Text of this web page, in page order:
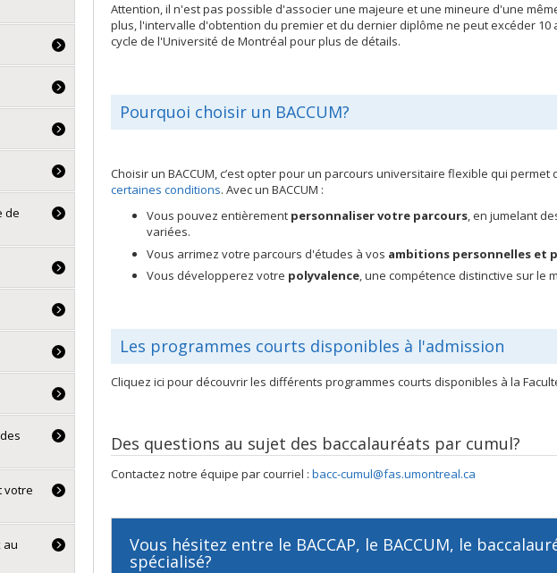
Attention, il n'est pas possible d'associer une majeure et une mineure d'une
plus, l'intervalle d'obtention du premier et du dernier diplôme ne peut excéder 10
cycle de l'Université de Montréal pour plus de détails.
Pourquoi choisir un BACCUM?
Choisir un BACCUM, c’est opter pour un parcours universitaire flexible qui
certaines conditions. Avec un BACCUM :
Vous pouvez entièrement personnaliser votre parcours, en jumelant
variées.
Vous arrimez votre parcours d'études à vos ambitions personnelles et
Vous développerez votre polyvalence, une compétence distinctive sur le
Les programmes courts disponibles à l'admission
Cliquez ici pour découvrir les différents programmes courts disponibles à la
Des questions au sujet des baccalauréats par cumul?
Contactez notre équipe par courriel : bacc-cumul@fas.umontreal.ca
Vous hésitez entre le BACCAP, le BACCUM, le
spécialisé?
de
votre
au